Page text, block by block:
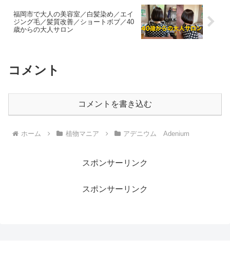
福岡市で大人の美容室／白髪染め／エイ
ジング毛／髪質改善／ショートボブ／40
歳からの大人サロン
コメント
コメントを書き込む
ホーム 植物マニア アデニウム Adenium
スポンサーリンク
スポンサーリンク